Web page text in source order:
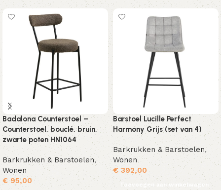
Badalona Counterstoel –
Counterstoel, bouclé, bruin,
zwarte poten HN1064
Barkrukken & Barstoelen,
Wonen
€ 95,00
Barstoel Lucille Perfect
Harmony Grijs (set van 4)
Barkrukken & Barstoelen,
Wonen
€392,00
Toevoegen aan winkelwagen